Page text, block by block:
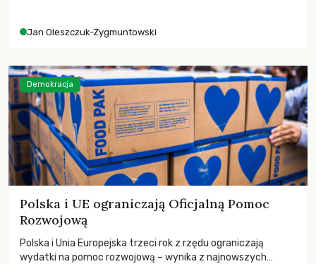
Jan Oleszczuk-Zygmuntowski
Polska i UE ograniczają Oficjalną Pomoc
Rozwojową
Polska i Unia Europejska trzeci rok z rzędu ograniczają
wydatki na pomoc rozwojową – wynika z najnowszych
Demokracja